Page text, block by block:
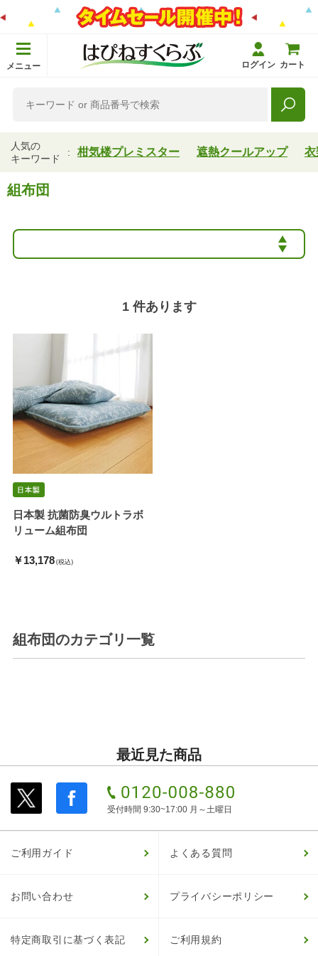
メニュー ログイン カート
人気の
キーワード
柑気楼プレミスター 遮熱クールアップ 衣
組布団
1 件あります
日本製 抗菌防臭ウルトラボ
リューム組布団
￥13,178 (税込)
組布団のカテゴリ一覧
最近見た商品
受付時間 9:30~17:00 月～土曜日
ご利用ガイド よくある質問
お問い合わせ プライバシーポリシー
特定商取引に基づく表記 ご利用規約